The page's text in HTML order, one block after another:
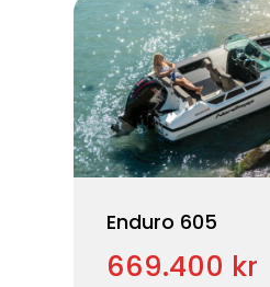
Enduro 605
669.400 kr